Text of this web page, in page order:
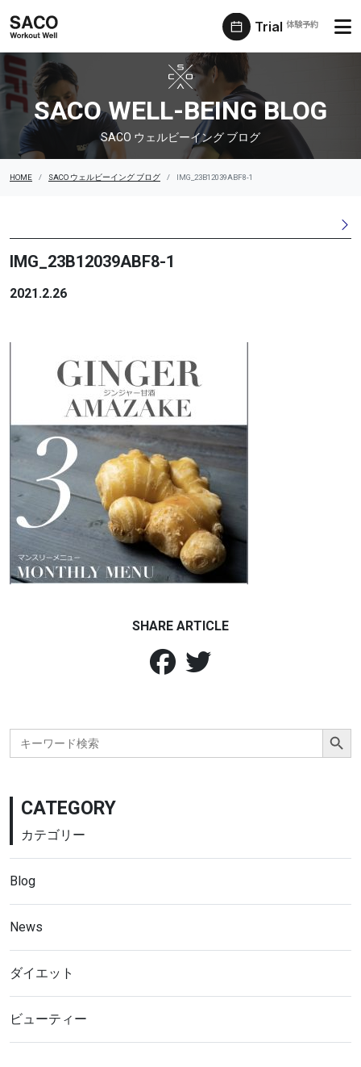
Trial 体験予約
SACO ウェルビーイング ブログ
SACO WELL-BEING BLOG
SACO ウェルビーイング ブログ
HOME SACO ウェルビーイング ブログ IMG_23B12039ABF8-1
IMG_23B12039ABF8-1
2021.2.26
SHARE ARTICLE
Search
for:
Search Button
CATEGORY
カテゴリー
Blog
News
ダイエット
ビューティー